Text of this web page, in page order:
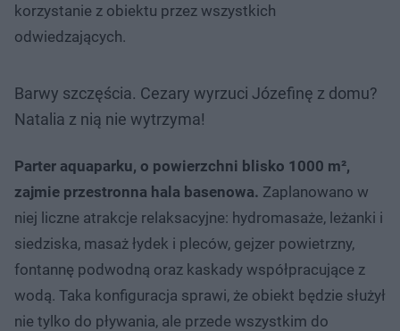
korzystanie z obiektu przez wszystkich
odwiedzających.
Barwy szczęścia. Cezary wyrzuci Józefinę z domu?
Natalia z nią nie wytrzyma!
Parter aquaparku, o powierzchni blisko 1000 m²,
zajmie przestronna hala basenowa. Zaplanowano w
niej liczne atrakcje relaksacyjne: hydromasaże, leżanki i
siedziska, masaż łydek i pleców, gejzer powietrzny,
fontannę podwodną oraz kaskady współpracujące z
wodą. Taka konfiguracja sprawi, że obiekt będzie służył
nie tylko do pływania, ale przede wszystkim do